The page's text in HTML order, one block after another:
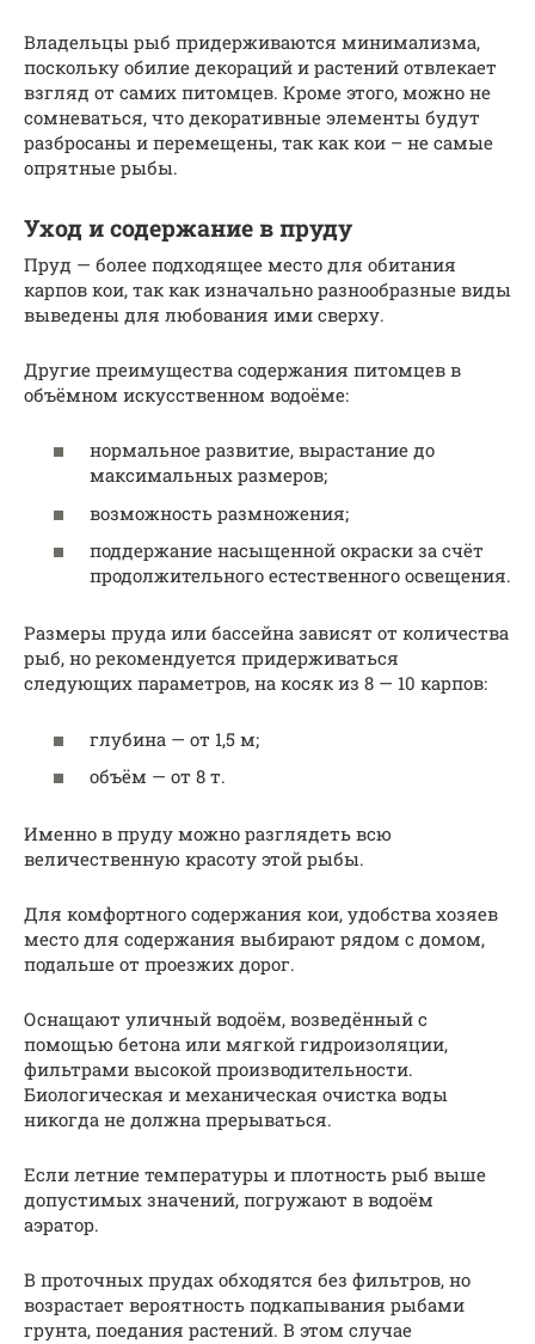
Владельцы рыб придерживаются минимализма,
поскольку обилие декораций и растений отвлекает
взгляд от самих питомцев. Кроме этого, можно не
сомневаться, что декоративные элементы будут
разбросаны и перемещены, так как кои – не самые
опрятные рыбы.
Уход и содержание в пруду
Пруд — более подходящее место для обитания
карпов кои, так как изначально разнообразные виды
выведены для любования ими сверху.
Другие преимущества содержания питомцев в
объёмном искусственном водоёме:
нормальное развитие, вырастание до
максимальных размеров;
возможность размножения;
поддержание насыщенной окраски за счёт
продолжительного естественного освещения.
Размеры пруда или бассейна зависят от количества
рыб, но рекомендуется придерживаться
следующих параметров, на косяк из 8 — 10 карпов:
глубина — от 1,5 м;
объём — от 8 т.
Именно в пруду можно разглядеть всю
величественную красоту этой рыбы.
Для комфортного содержания кои, удобства хозяев
место для содержания выбирают рядом с домом,
подальше от проезжих дорог.
Оснащают уличный водоём, возведённый с
помощью бетона или мягкой гидроизоляции,
фильтрами высокой производительности.
Биологическая и механическая очистка воды
никогда не должна прерываться.
Если летние температуры и плотность рыб выше
допустимых значений, погружают в водоём
аэратор.
В проточных прудах обходятся без фильтров, но
возрастает вероятность подкапывания рыбами
грунта, поедания растений. В этом случае